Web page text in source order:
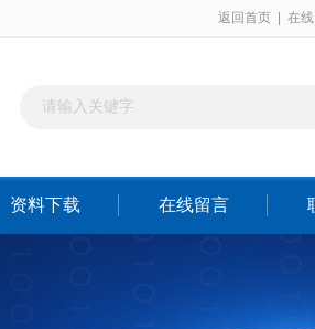
返回首页 在
资料下载 在线留言